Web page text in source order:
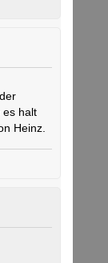
es halt
Heinz.